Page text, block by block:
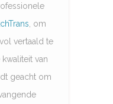
, om
vertaald te
van
geacht om